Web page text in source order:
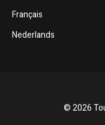
Français
Nederlands
© 2026